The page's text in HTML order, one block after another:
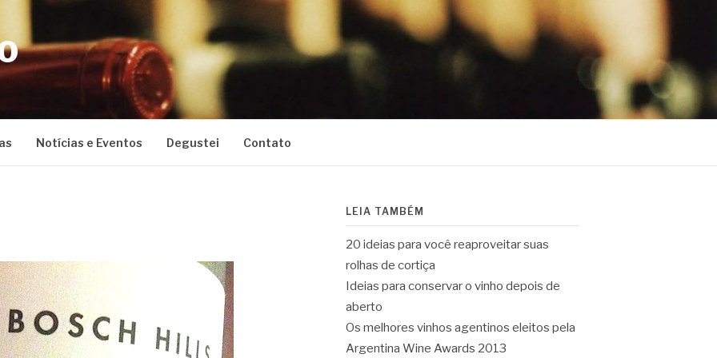
Notícias e Eventos Degustei Contato
LEIA TAMBÉM
20 ideias para você reaproveitar suas
rolhas de cortiça
Ideias para conservar o vinho depois de
aberto
Os melhores vinhos agentinos eleitos pela
Argentina Wine Awards 2013